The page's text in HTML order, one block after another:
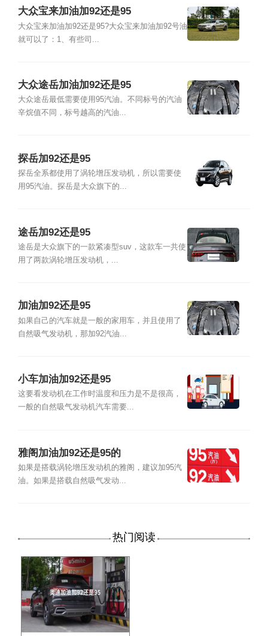
大众宝来加油加92还是95
大众宝来加油加92还是95?大众宝来加油加92号油
就可以了：1、有些司...
大众途岳加油加92还是95
大众途岳最低需要使用95汽油。不同标号的汽油
辛烷值不同，标号越高的汽油...
探岳加92还是95
探岳全系都使用了涡轮增压发动机，所以需要使
用95汽油。探岳是大众旗下的...
途岳加92还是95
途岳是大众旗下的一款紧凑型suv，这款车一共使
用了两款涡轮增压发动机，...
加油加92还是95
如果自己的汽车就是一般的家用车，并且使用了
自然吸气发动机，那加92汽油...
小车加油加92还是95
这要看发动机在工作时温度和压力是不是很高，
一般的自然吸气发动机汽车需要...
雅阁加油加92还是95的
如果是搭载涡轮增压发动机的雅阁，建议加95汽
油。如果是搭载自然吸气发动...
热门阅读